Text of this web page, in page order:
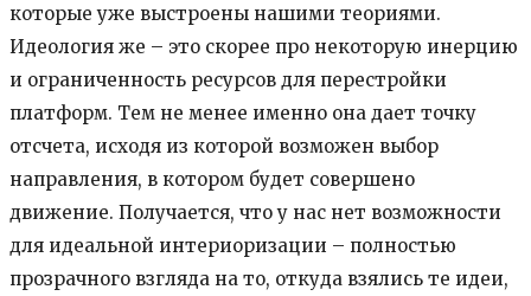
которые уже выстроены нашими теориями.
Идеология же – это скорее про некоторую инерцию
и ограниченность ресурсов для перестройки
платформ. Тем не менее именно она дает точку
отсчета, исходя из которой возможен выбор
направления, в котором будет совершено
движение. Получается, что у нас нет возможности
для идеальной интериоризации – полностью
прозрачного взгляда на то, откуда взялись те идеи,